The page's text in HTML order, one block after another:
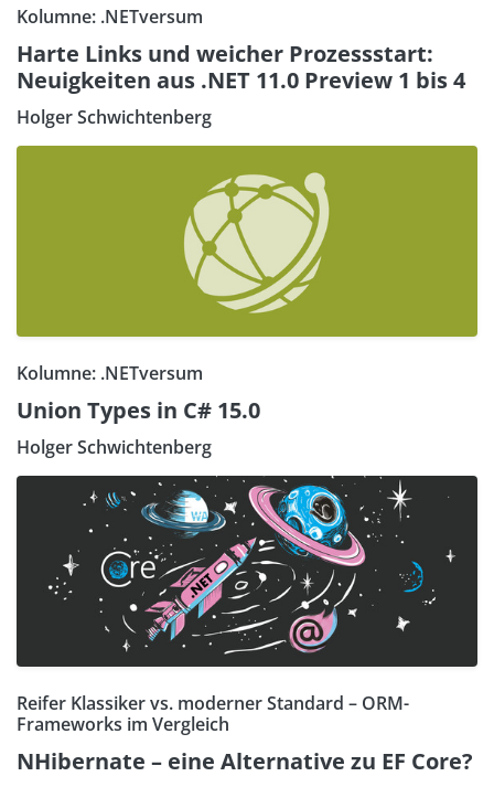
Kolumne: .NETversum
Harte Links und weicher Prozessstart:
Neuigkeiten aus .NET 11.0 Preview 1 bis 4
Holger Schwichtenberg
Kolumne: .NETversum
Union Types in C# 15.0
Holger Schwichtenberg
Reifer Klassiker vs. moderner Standard – ORM-
Frameworks im Vergleich
NHibernate – eine Alternative zu EF Core?